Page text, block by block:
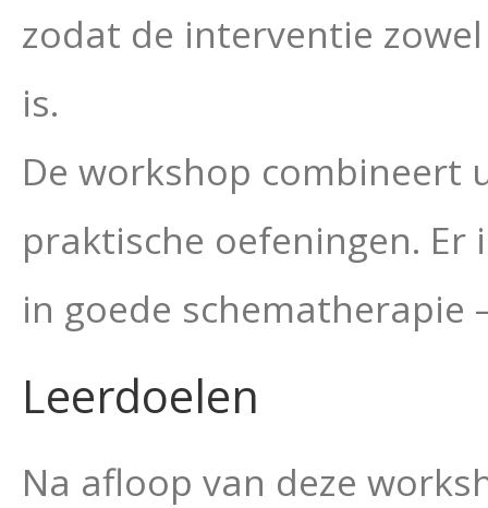
zodat de interventie
is.
De workshop combineert
praktische oefeningen.
in goede schematherapie
Leerdoelen
Na afloop van deze